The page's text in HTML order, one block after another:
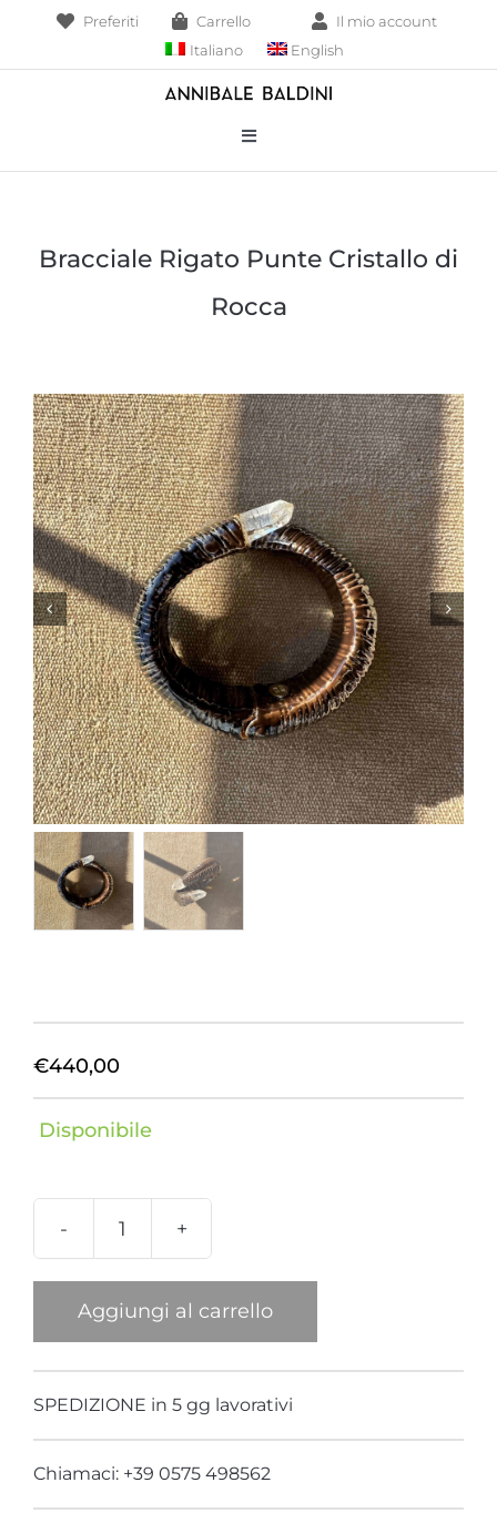
contenuto
Preferiti Carrello
Il mio account
Italiano
English
Toggle
Navigation
Collane
Pendenti
Anelli
Orecchini
Cinture
A.B.
Home
Collezioni
Home
Bracciale Rigato Punte Cristallo di
Rocca
€440,00
Disponibile
Bracciale
Punte
di
Rocca
Aggiungi al carrello
SPEDIZIONE in 5 gg lavorativi
Chiamaci: +39 0575 498562